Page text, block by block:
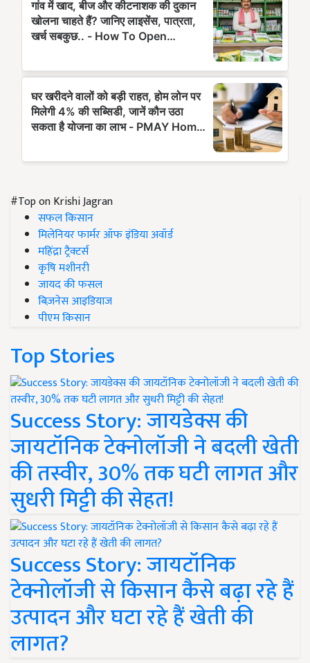
#Top on Krishi Jagran
सफल किसान
मिलेनियर फार्मर ऑफ इंडिया अवॉर्ड
महिंद्रा ट्रैक्टर्स
कृषि मशीनरी
जायद की फसल
बिज़नेस आइडियाज
पीएम किसान
Top Stories
Success Story: जायडेक्स की
जायटॉनिक टेक्नोलॉजी ने बदली खेती
की तस्वीर, 30% तक घटी लागत और
सुधरी मिट्टी की सेहत!
Success Story: जायटॉनिक
टेक्नोलॉजी से किसान कैसे बढ़ा रहे हैं
उत्पादन और घटा रहे हैं खेती की
लागत?